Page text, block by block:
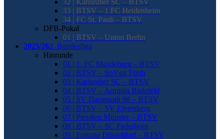
32 | Karlsruher SC – BTSV
33 | BTSV – 1.FC Heidenheim
34 | FC St. Pauli – BTSV
DFB-Pokal
01 | BTSV – Union Berlin
2025/262. Bundesliga
Hinrunde
01 | 1. FC Magdeburg – BTSV
02 | BTSV – SpVgg Fürth
03 | Karlsruher SC – BTSV
04 | BTSV – Arminia Bielefeld
05 | SV Darmstadt 98 – BTSV
06 | BTSV – SV Elversberg
07 | Preußen Münster – BTSV
08 | BTSV – SC Paderborn
09 | Fortuna Düsseldorf – BTSV